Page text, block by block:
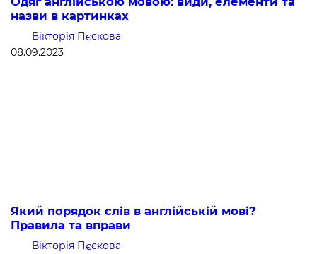
назви в картинках
Вікторія Пєскова
08.09.2023
Який порядок слів в англійській мові?
Правила та вправи
Вікторія Пєскова